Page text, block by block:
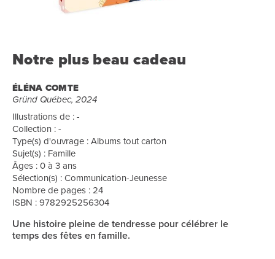
Notre plus beau cadeau
ÉLÉNA COMTE
Gründ Québec, 2024
Illustrations de : -
Collection : -
Type(s) d'ouvrage : Albums tout carton
Sujet(s) : Famille
Âges : 0 à 3 ans
Sélection(s) : Communication-Jeunesse
Nombre de pages : 24
ISBN : 9782925256304
Une histoire pleine de tendresse pour célébrer le
temps des fêtes en famille.